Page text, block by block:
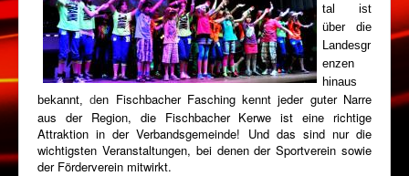
tal ist
über die
Landesgr
enzen
hinaus
bekannt,
den Fischbacher Fasching kennt jeder guter Narre
aus der Region, die Fischbacher Kerwe ist eine richtige
Attraktion in der Verbandsgemeinde! Und das sind nur die
wichtigsten Veranstaltungen, bei denen der Sportverein sowie
der Förderverein mitwirkt.